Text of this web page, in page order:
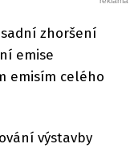
zhoršení
emise
emisím celého
výstavby